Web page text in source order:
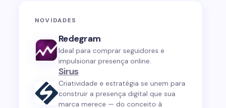
NOVIDADES
Redegram
Ideal para comprar seguidores e
impulsionar presença online.
Sirus
Criatividade e estratégia se unem para
construir a presença digital que sua
marca merece — do conceito à